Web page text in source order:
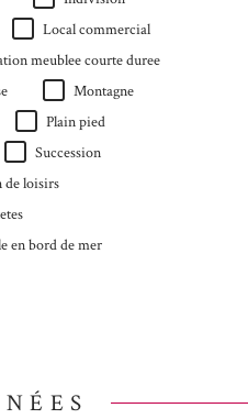
Local commercial
meublee courte duree
Montagne
Plain pied
Succession
de loisirs
en bord de mer